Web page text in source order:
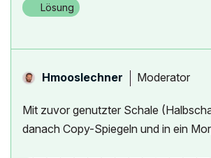
Lösung
Hmooslechner Moderator
Mit zuvor genutzter Schale
danach Copy-Spiegeln und in ein